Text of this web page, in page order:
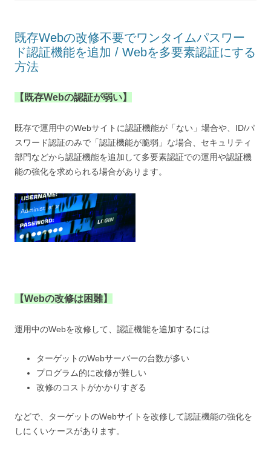
既存Webの改修不要でワンタイムパスワー
ド認証機能を追加 / Webを多要素認証にする
方法
【既存Webの認証が弱い】
既存で運用中のWebサイトに認証機能が「ない」場合や、ID/パ
スワード認証のみで「認証機能が脆弱」な場合、セキュリティ
部門などから認証機能を追加して多要素認証での運用や認証機
能の強化を求められる場合があります。
【Webの改修は困難】
運用中のWebを改修して、認証機能を追加するには
ターゲットのWebサーバーの台数が多い
プログラム的に改修が難しい
改修のコストがかかりすぎる
などで、ターゲットのWebサイトを改修して認証機能の強化を
しにくいケースがあります。